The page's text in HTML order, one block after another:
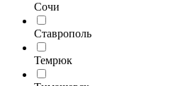
Сочи
Ставрополь
Темрюк